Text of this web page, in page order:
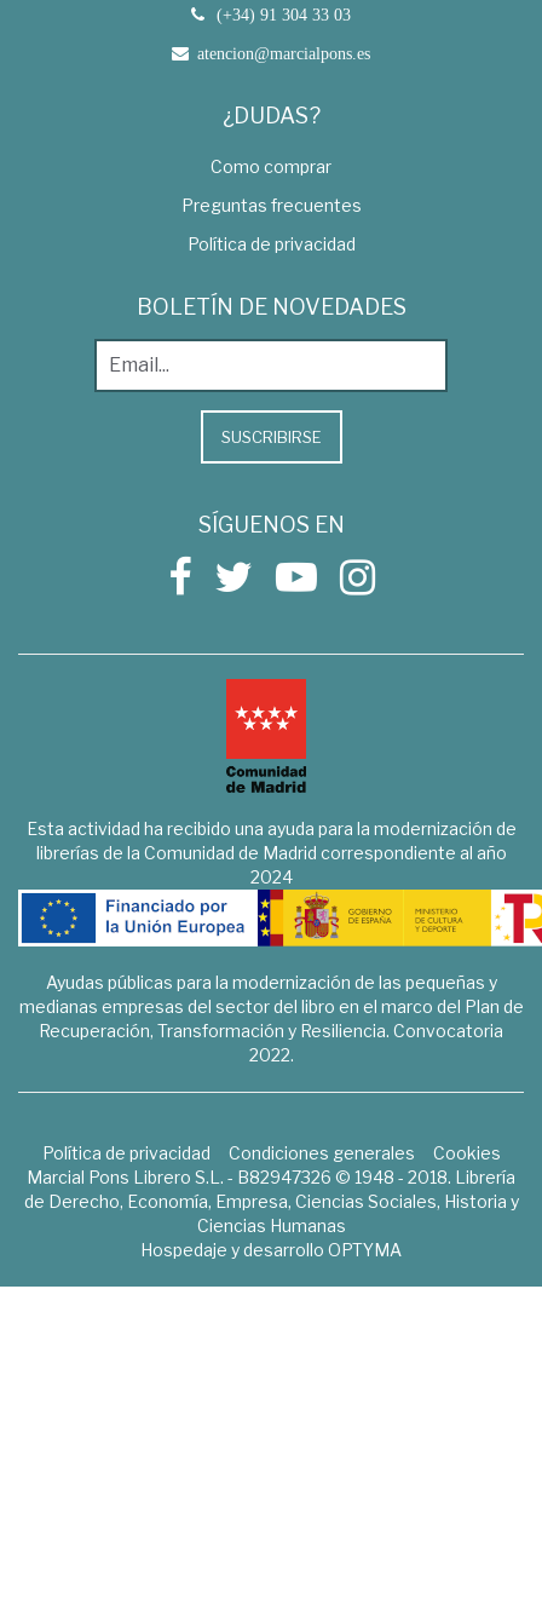
(+34) 91 304 33 03
atencion@marcialpons.es
¿DUDAS?
Como comprar
Preguntas frecuentes
Política de privacidad
BOLETÍN DE NOVEDADES
SUSCRIBIRSE
SÍGUENOS EN
Esta actividad ha recibido una ayuda para la modernización de
librerías de la Comunidad de Madrid correspondiente al año
2024
Ayudas públicas para la modernización de las pequeñas y
medianas empresas del sector del libro en el marco del Plan de
Recuperación, Transformación y Resiliencia. Convocatoria
2022.
Política de privacidad Condiciones generales
Cookies
Marcial Pons Librero S.L. - B82947326 © 1948 - 2018. Librería
de Derecho, Economía, Empresa, Ciencias Sociales, Historia y
Ciencias Humanas
Hospedaje y desarrollo OPTYMA